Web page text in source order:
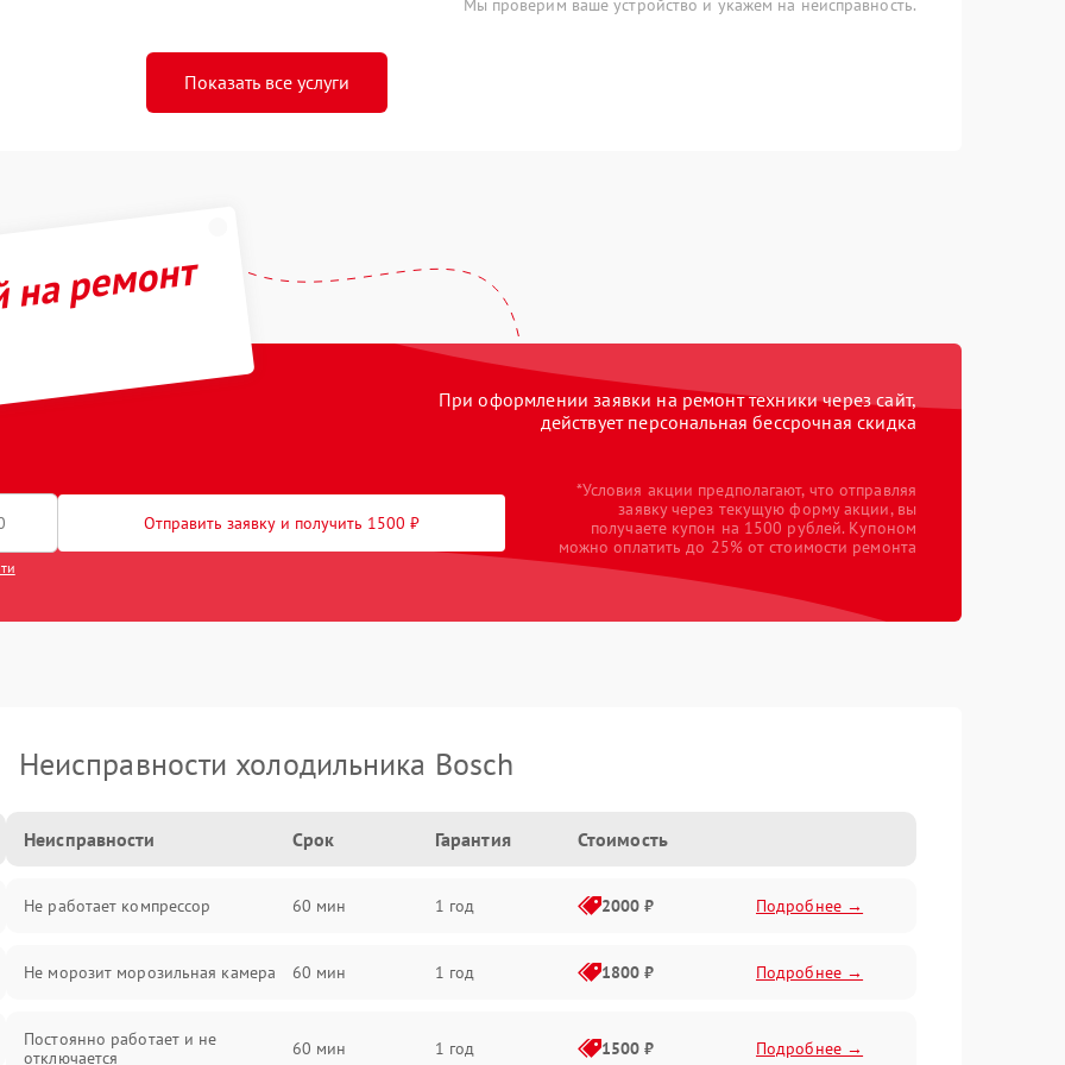
Мы проверим ваше устройство и укажем на неисправность.
Показать все услуги
ремонт
При оформлении заявки на ремонт техники через сайт,
действует персональная бессрочная скидка
Отправить заявку и получить 1500 ₽
*Условия акции предполагают, что отправляя
заявку через текущую форму акции, вы
получаете купон на 1500 рублей. Купоном
можно оплатить до 25% от стоимости ремонта
Неисправности холодильника Bosch
Неисправности Срок Гарантия Стоимость
Не работает компрессор 60 мин 1 год 2000 ₽ Подробнее →
Не морозит морозильная камера 60 мин 1 год 1800 ₽ Подробнее →
Постоянно работает и не
отключается
60 мин 1 год 1500 ₽ Подробнее →